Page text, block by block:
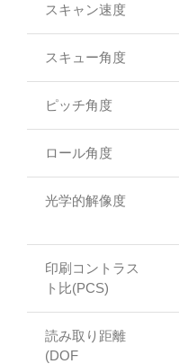
スキャン速度
スキュー角度
ピッチ角度
ロール角度
光学的解像度
印刷コントラス
ト比(PCS)
読み取り距離
(DOF